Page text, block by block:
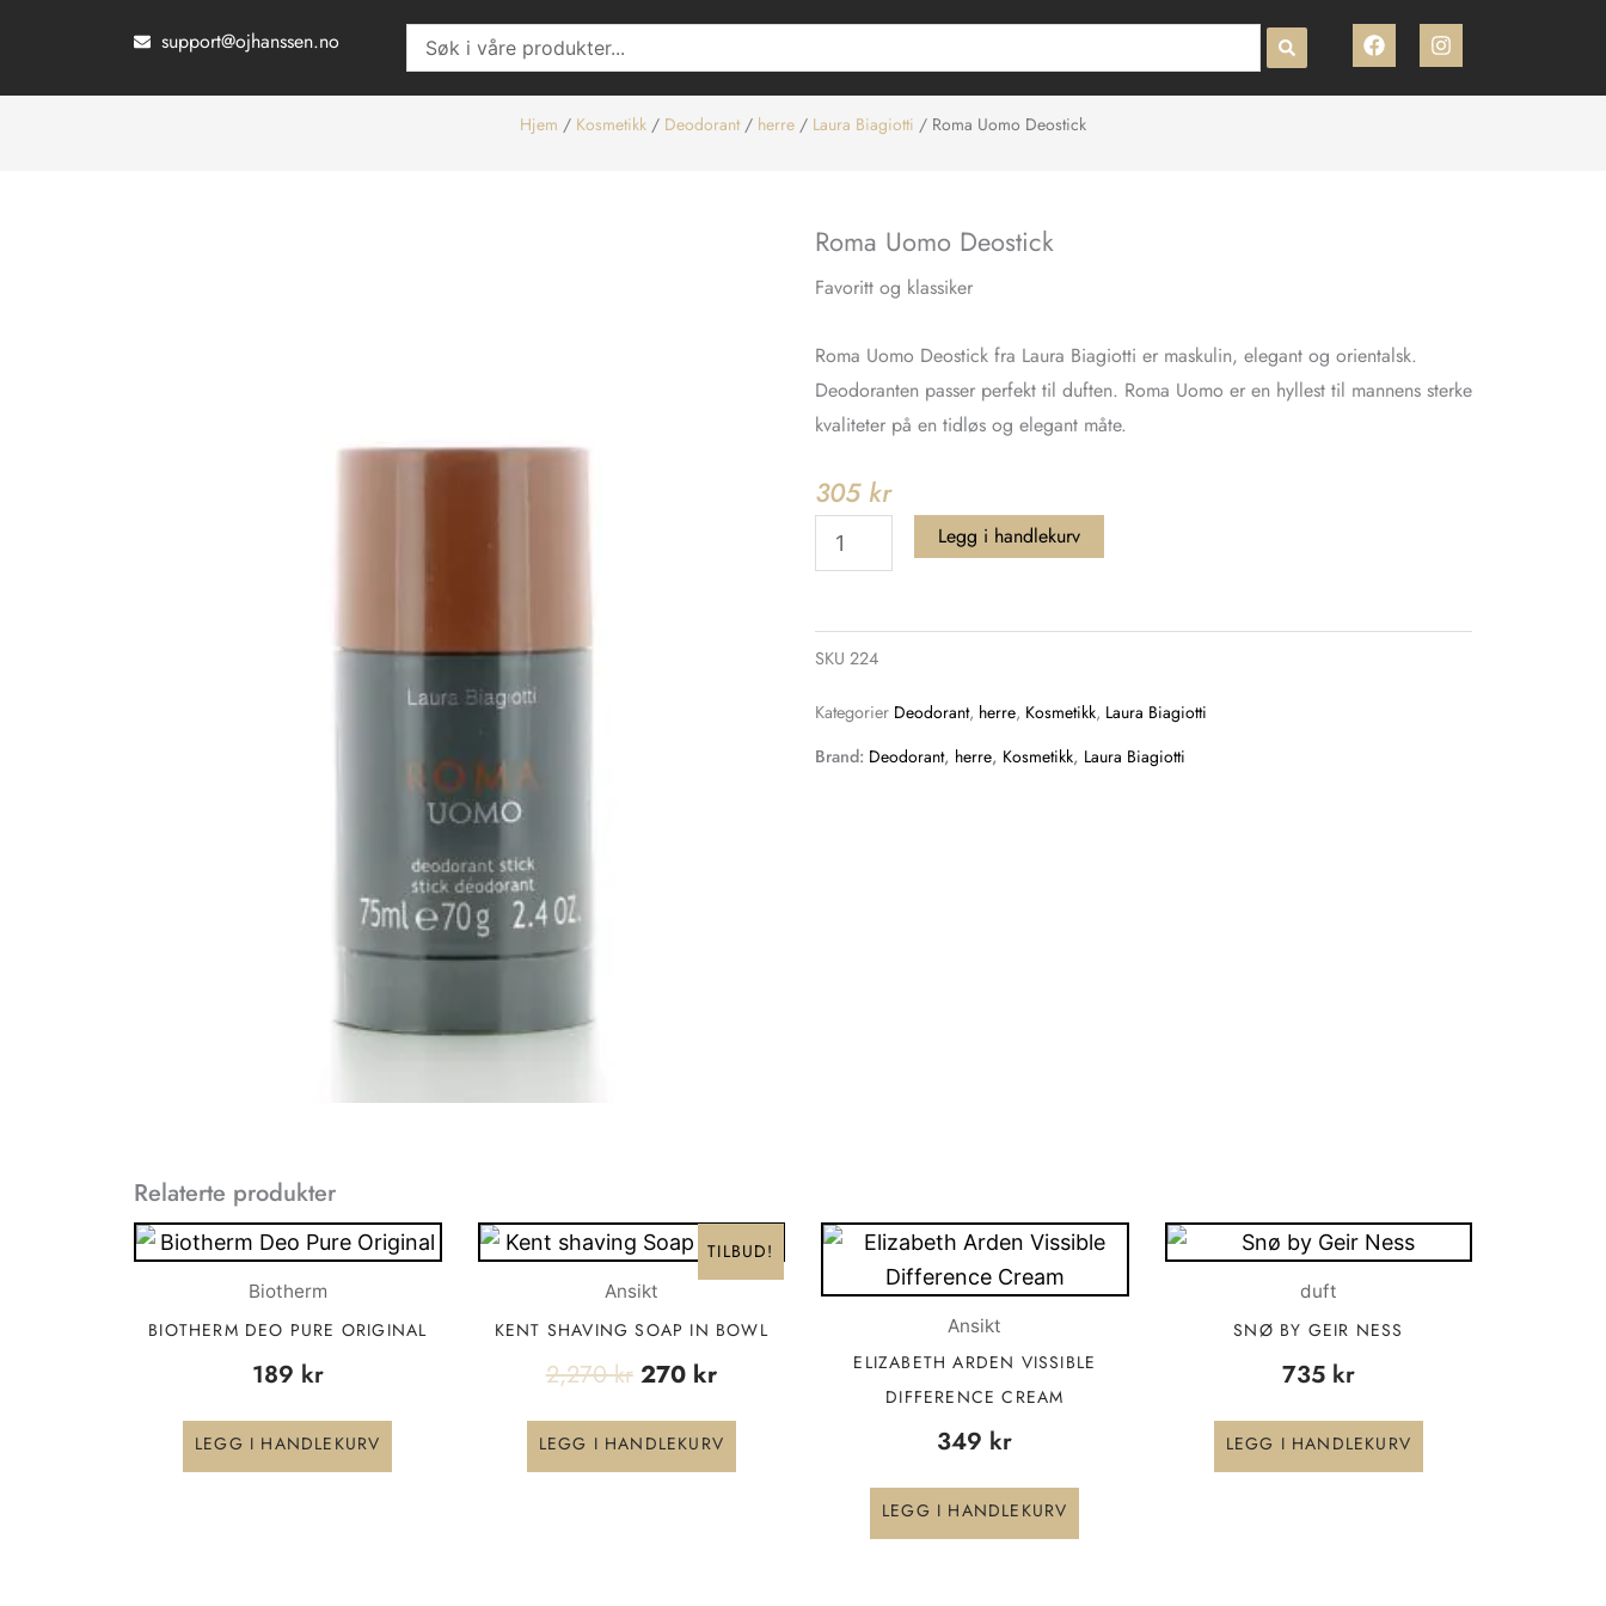
support@ojhanssen.no
Search
...
F
a
e
I
n
t
Hjem / Kosmetikk / Deodorant / herre / Laura Biagiotti / Roma Uomo Deostick
Roma Uomo Deostick
Favoritt og klassiker
Roma Uomo Deostick fra Laura Biagiotti er maskulin, elegant og orientalsk.
Deodoranten passer perfekt til duften. Roma Uomo er en hyllest til mannens sterke
kvaliteter på en tidløs og elegant måte.
305 kr
Roma
Uomo
antall
Legg i handlekurv
SKU 224
Kategorier Deodorant, herre, Kosmetikk, Laura Biagiotti
Brand: Deodorant, herre, Kosmetikk, Laura Biagiotti
Relaterte produkter
Biotherm
BIOTHERM DEO PURE ORIGINAL
189 kr
LEGG I HANDLEKURV
TILBUD!
Ansikt
KENT SHAVING SOAP IN BOWL
2,270kr
Opprinnelig
pris
var:
2,270 kr.
270 kr
Nåværende
pris
270 kr.
LEGG I HANDLEKURV
Ansikt
ELIZABETH ARDEN VISSIBLE
DIFFERENCE CREAM
349 kr
LEGG I HANDLEKURV
duft
SNØ BY GEIR NESS
735 kr
LEGG I HANDLEKURV